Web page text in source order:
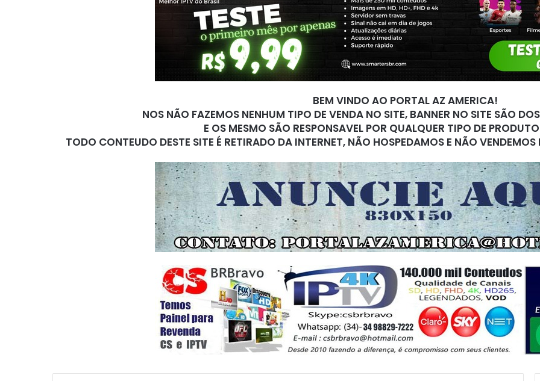
BEM VINDO AO PORTAL AZ AMERICA!
NOS NÃO FAZEMOS NENHUM TIPO DE VENDA NO SITE, BANNER NO SITE SÃO
E OS MESMO SÃO RESPONSAVEL POR QUALQUER TIPO DE
TODO CONTEUDO DESTE SITE É RETIRADO DA INTERNET, NÃO HOSPEDAMOS E NÃO